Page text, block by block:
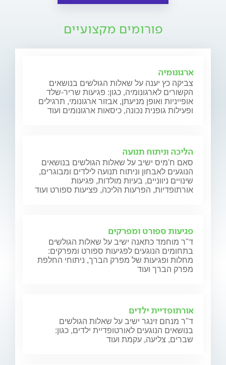
פורומים מקצועיים
ארגונומיה
צביקה כץ יענה על שאלות הגולשים בנושאים
הקשורים לארגונומיה, כגון: פגיעות שריר-שלד
אופייניות ואופן מניעתן, אבזור ארגונומי, תרגילים
ופעילות גופנית נכונה, כיסאות ארגונומים ועוד
הליכה וניתוח תנועה
סאם ח'מיס ישיב על שאלות הגולשים בנושאים
הנוגעים לאבחון וניתוח תנועה לילדים ומבוגרים,
שינויים ניווניים, בעיות מולדות, פגיעות
אורתופדיות, הפרעות הליכה, פציעות ספורט ועוד
פגיעות ספורט ומפרקים
ד"ר מוחמד כתאנה ישיב על שאלות הגולשים
בתחומים הנוגעים לפגיעות ספורט ומפרקים:
מחלות ופגיעות של מפרק הברך, ניתוחי החלפת
מפרק הברך ועוד
אורתופדיית ילדים
ד"ר מנחם זינגר ישיב על שאלות הגולשים
בנושאים הנוגעים לאורטופדיית ילדים, כגון:
שברים, צליעה, עקמת ועוד